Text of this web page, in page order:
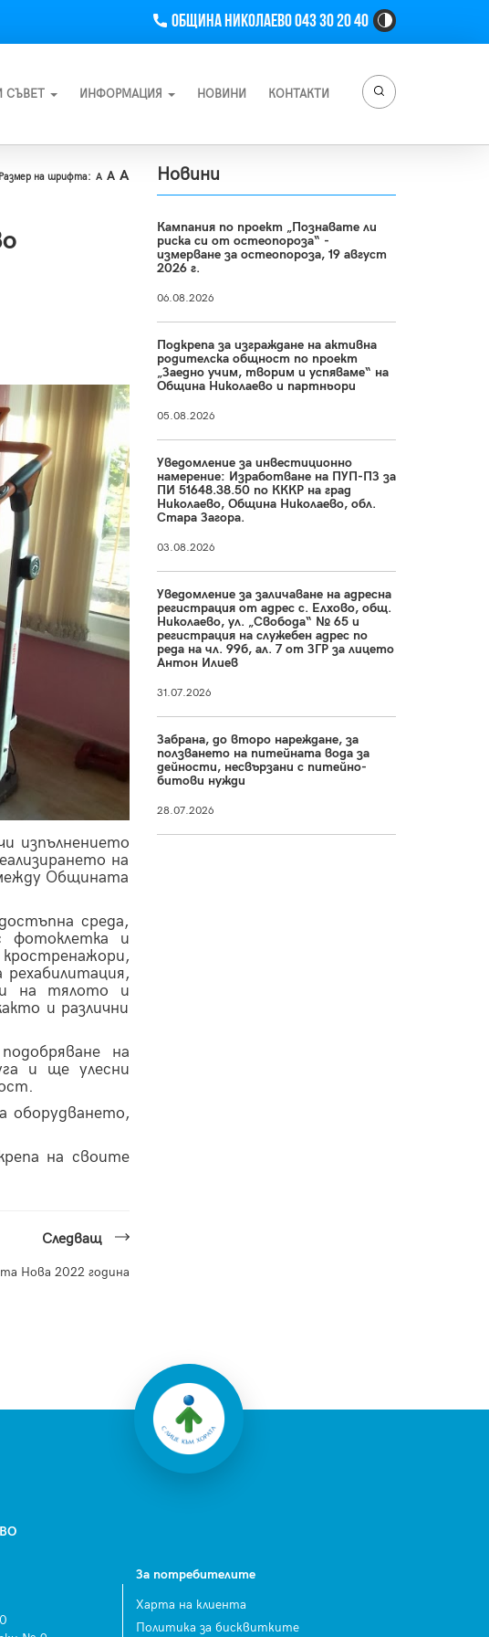
Телефон
Община Николаево 043 30 20 40
High
Contrast
Button
СЪВЕТ ИНФОРМАЦИЯ НОВИНИ КОНТАКТИ
Размер на шрифта: A A A
изпълнението
на
Общината
среда,
фотоклетка и
кростренажори,
рехабилитация,
на тялото и
и различни
на
и ще улесни
оборудването,
на своите
Следващ
Нова 2022 година
Новини
Кампания по проект „Познавате ли
риска си от остеопороза“ -
измерване за остеопороза, 19 август
2026 г.
06.08.2026
Подкрепа за изграждане на активна
родителска общност по проект
„Заедно учим, творим и успяваме“ на
Община Николаево и партньори
05.08.2026
Уведомление за инвестиционно
намерение: Изработване на ПУП-ПЗ за
ПИ 51648.38.50 по КККР на град
Николаево, Община Николаево, обл.
Стара Загора.
03.08.2026
Уведомление за заличаване на адресна
регистрация от адрес с. Елхово, общ.
Николаево, ул. „Свобода“ № 65 и
регистрация на служебен адрес по
реда на чл. 99б, ал. 7 от ЗГР за лицето
Антон Илиев
31.07.2026
Забрана, до второ нареждане, за
ползването на питейната вода за
дейности, несвързани с питейно-
битови нужди
28.07.2026
За потребителите
Харта на клиента
Политика за бисквитките